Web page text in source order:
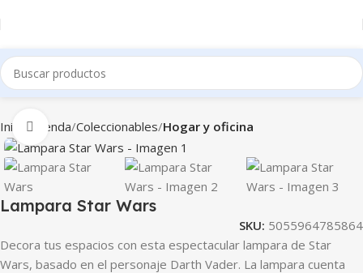
Inicio Tienda Coleccionables Hogar y oficina
Clic para ampliar
Lampara Star Wars
SKU: 5055964785864
Decora tus espacios con esta espectacular lampara de Star
Wars, basado en el personaje Darth Vader. La lampara cuenta